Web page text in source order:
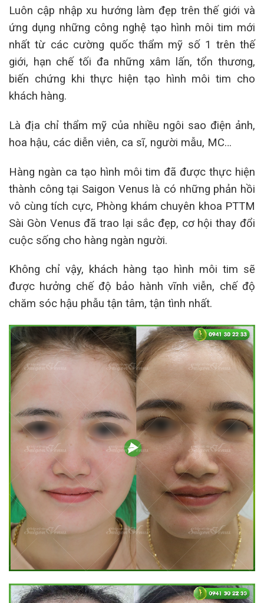
Luôn cập nhập xu hướng làm đẹp trên thế giới và
ứng dụng những công nghệ tạo hình môi tim mới
nhất từ các cường quốc thẩm mỹ số 1 trên thế
giới, hạn chế tối đa những xâm lấn, tổn thương,
biến chứng khi thực hiện tạo hình môi tim cho
khách hàng.
Là địa chỉ thẩm mỹ của nhiều ngôi sao điện ảnh,
hoa hậu, các diễn viên, ca sĩ, người mẫu, MC…
Hàng ngàn ca tạo hình môi tim đã được thực hiện
thành công tại Saigon Venus là có những phản hồi
vô cùng tích cực, Phòng khám chuyên khoa PTTM
Sài Gòn Venus đã trao lại sắc đẹp, cơ hội thay đổi
cuộc sống cho hàng ngàn người.
Không chỉ vậy, khách hàng tạo hình môi tim sẽ
được hưởng chế độ bảo hành vĩnh viễn, chế độ
chăm sóc hậu phẫu tận tâm, tận tình nhất.